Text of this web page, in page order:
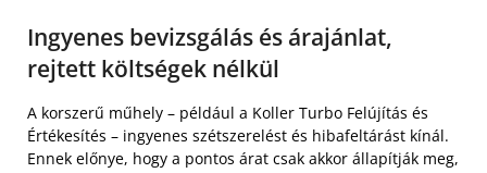
Ingyenes bevizsgálás és árajánlat,
rejtett költségek nélkül
A korszerű műhely – például a Koller Turbo Felújítás és
Értékesítés – ingyenes szétszerelést és hibafeltárást kínál.
Ennek előnye, hogy a pontos árat csak akkor állapítják meg,